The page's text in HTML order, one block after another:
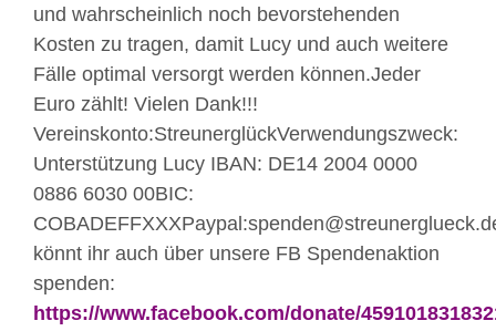
und wahrscheinlich noch bevorstehenden
Kosten zu tragen, damit Lucy und auch weitere
Fälle optimal versorgt werden können.Jeder
Euro zählt! Vielen Dank!!!
Vereinskonto:StreunerglückVerwendungszweck:
Unterstützung Lucy IBAN: DE14 2004 0000
0886 6030 00BIC:
könnt ihr auch über unsere FB Spendenaktion
spenden:
https://www.facebook.com/donate/